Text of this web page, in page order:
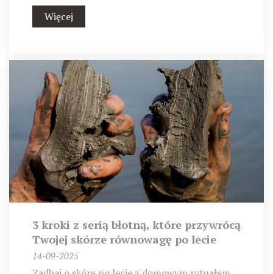
Więcej
3 kroki z serią błotną, które przywrócą
Twojej skórze równowagę po lecie
14-09-2025